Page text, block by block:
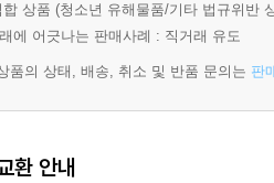
합 상품 (청소년 유해물품/기타 법규위반
에 어긋나는 판매사례 : 직거래 유도
품의 상태, 배송, 취소 및 반품 문의는 판
환 안내